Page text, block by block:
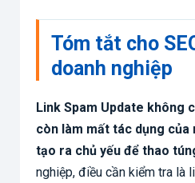
Tóm tắt cho
doanh nghiệp
Link Spam Update không
còn làm mất tác dụng
tạo ra chủ yếu để thao
nghiệp, điều cần kiểm tra là